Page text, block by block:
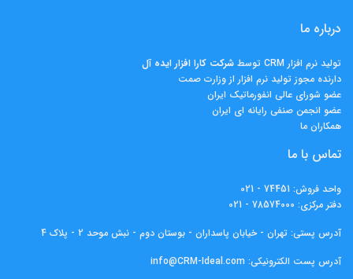
درباره ما
تولید نرم افزار CRM توسط
شرکت کارا افزار ايده آل
دارنده مجوز تولید نرم افزار از وزارت صمت
عضو شورای عالی انفورماتیک ایران
عضو انجمن صنفی رایانه ای ایران
همکاران ما
تماس با ما
واحد فروش: 74451 - 021
دفتر مرکزی: 78574000 - 021
آدرس پستی: تهران - خیابان پاسداران - بوستان دوم - نبش موحد 2 - پلاک 4
آدرس پست الکترونیکی: info@CRM-Ideal.com